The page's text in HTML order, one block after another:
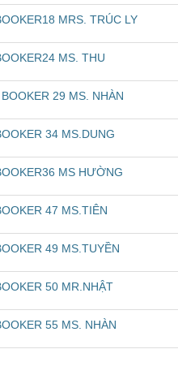
MRS. TRÚC LY
MS. THU
29 MS. NHÀN
34 MS.DUNG
MS HƯỜNG
47 MS.TIÊN
49 MS.TUYỀN
50 MR.NHẬT
55 MS. NHÀN